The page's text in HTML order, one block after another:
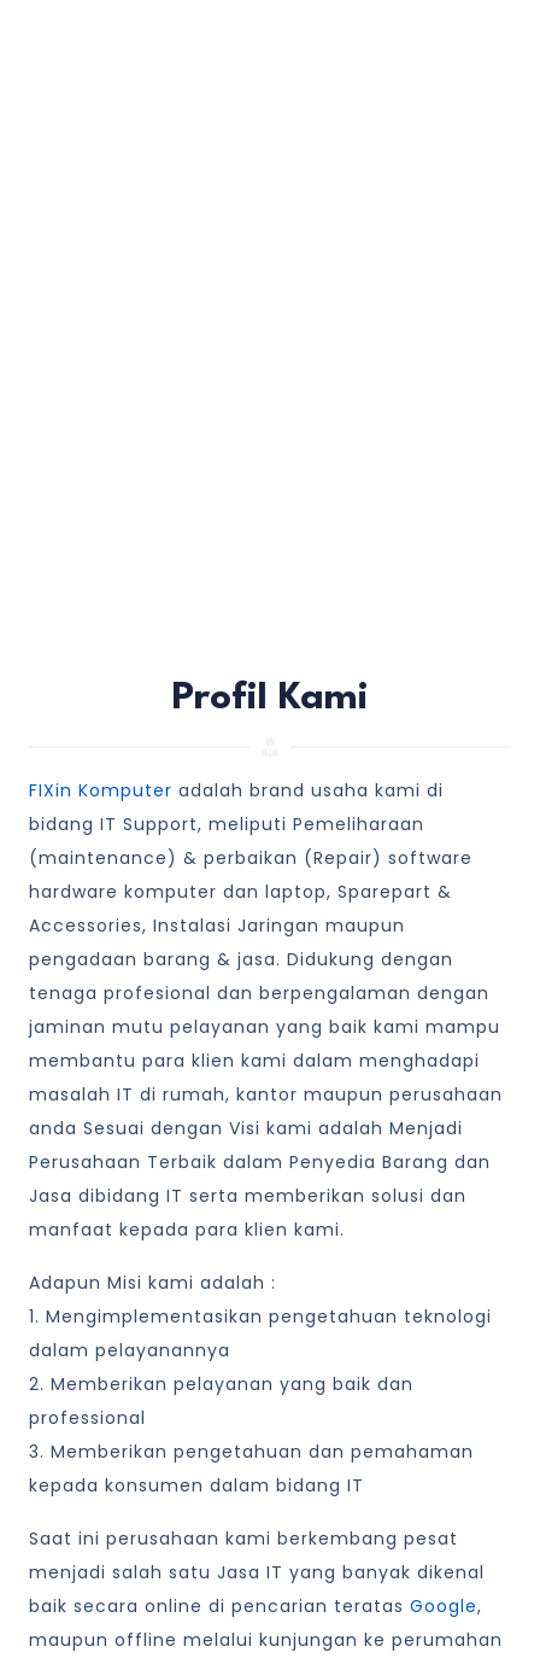
Profil Kami
FIXin Komputer adalah brand usaha kami di
bidang IT Support, meliputi Pemeliharaan
(maintenance) & perbaikan (Repair) software
hardware komputer dan laptop, Sparepart &
Accessories, Instalasi Jaringan maupun
pengadaan barang & jasa. Didukung dengan
tenaga profesional dan berpengalaman dengan
jaminan mutu pelayanan yang baik kami mampu
membantu para klien kami dalam menghadapi
masalah IT di rumah, kantor maupun perusahaan
anda Sesuai dengan Visi kami adalah Menjadi
Perusahaan Terbaik dalam Penyedia Barang dan
Jasa dibidang IT serta memberikan solusi dan
manfaat kepada para klien kami.
Adapun Misi kami adalah :
1. Mengimplementasikan pengetahuan teknologi
dalam pelayanannya
2. Memberikan pelayanan yang baik dan
professional
3. Memberikan pengetahuan dan pemahaman
kepada konsumen dalam bidang IT
Saat ini perusahaan kami berkembang pesat
menjadi salah satu Jasa IT yang banyak dikenal
baik secara online di pencarian teratas Google,
maupun offline melalui kunjungan ke perumahan